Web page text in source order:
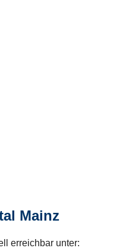
Mainz
erreichbar unter: